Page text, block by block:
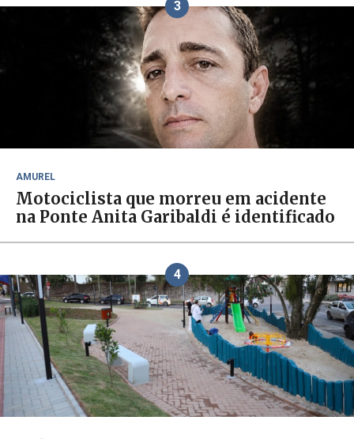
3
AMUREL
Motociclista que morreu em acidente
na Ponte Anita Garibaldi é identificado
4